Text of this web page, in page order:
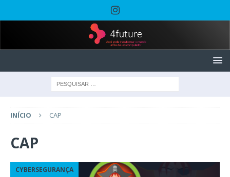
INÍCIO CAP
CAP
CYBERSEGURANÇA